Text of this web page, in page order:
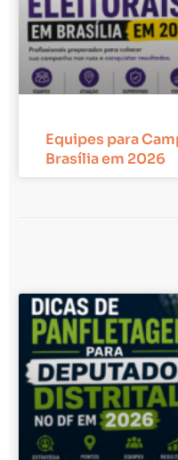
Equipes para
Brasília em 2026